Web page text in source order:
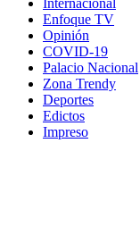
Internacional
Enfoque TV
Opinión
COVID-19
Palacio Nacional
Zona Trendy
Deportes
Edictos
Impreso